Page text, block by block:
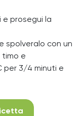
e prosegui la
spolveralo con un
timo e
per 3/4 minuti e